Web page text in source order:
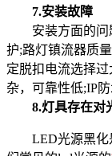
7.安装故障
安装方面的问
护;路灯镇流器质
定脱扣电流选择
杂，可靠性低;IP
8.灯具存在
LED光源黑化